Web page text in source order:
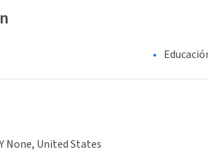
None, United States